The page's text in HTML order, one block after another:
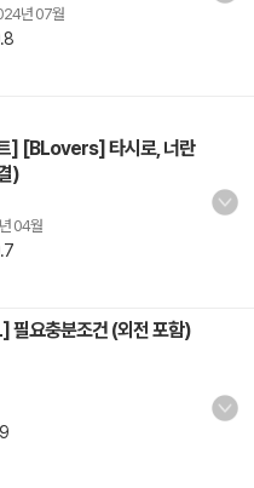
년 07월
] [BLovers] 타시로, 너란
)
04월
요충분조건 (외전 포함)